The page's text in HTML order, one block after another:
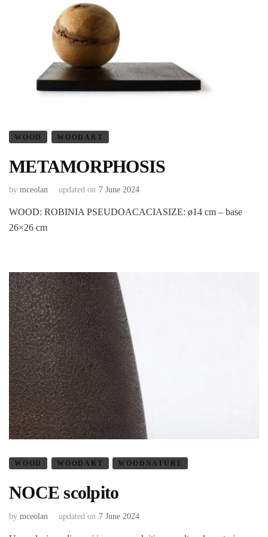
WOOD WOODART
METAMORPHOSIS
by mceolan updated on 7 June 2024
WOOD: ROBINIA PSEUDOACACIASIZE: ø14 cm – base
26×26 cm
WOOD WOODART WOODNATURE
NOCE scolpito
by mceolan updated on 7 June 2024